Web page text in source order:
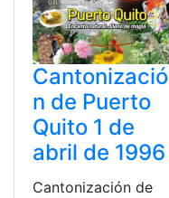
Cantonizació
n de Puerto
Quito 1 de
abril de 1996
Cantonización de